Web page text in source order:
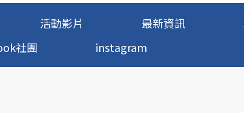
活動影片 最新資訊
社團 instagram